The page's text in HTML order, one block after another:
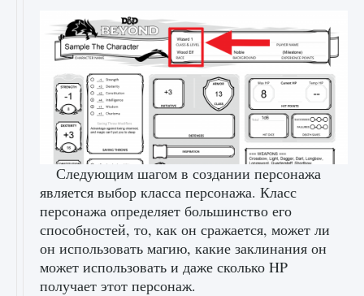
Следующим шагом в создании персонажа
является выбор класса персонажа. Класс
персонажа определяет большинство его
способностей, то, как он сражается, может ли
он использовать магию, какие заклинания он
может использовать и даже сколько HP
получает этот персонаж.